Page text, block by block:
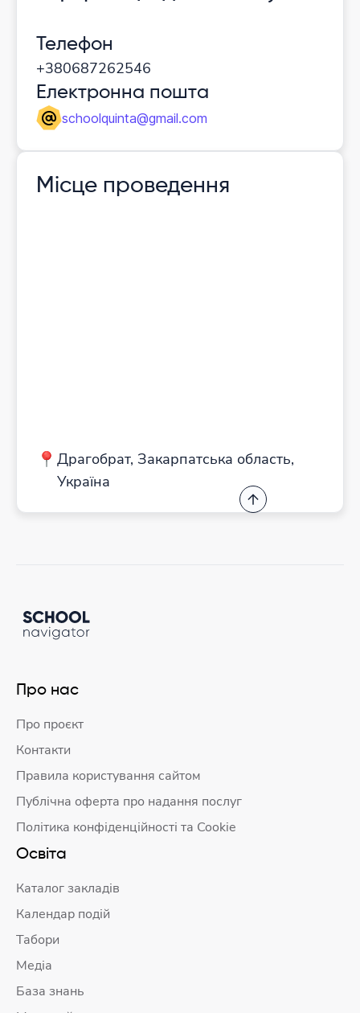
Телефон
+380687262546
Електронна пошта
schoolquinta@gmail.com
Місце проведення
Драгобрат, Закарпатська область,
Україна
Про нас
Про проєкт
Контакти
Правила користування сайтом
Публічна оферта про надання послуг
Політика конфіденційності та Cookie
Освіта
Каталог закладів
Календар подій
Табори
Медіа
База знань